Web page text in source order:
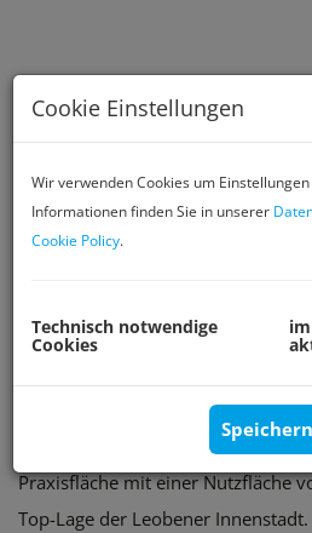
Zur Vermietung gelangt eine
Praxisfläche mit einer Nutzfläche
Top-Lage der Leobener
Cookie Einstellungen
Wir verwenden Cookies um
Informationen finden Sie in unserer
Cookie Policy.
Technisch notwendige
Cookies
Speichern